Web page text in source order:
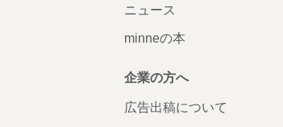
ニュース
minneの本
企業の方へ
広告出稿について